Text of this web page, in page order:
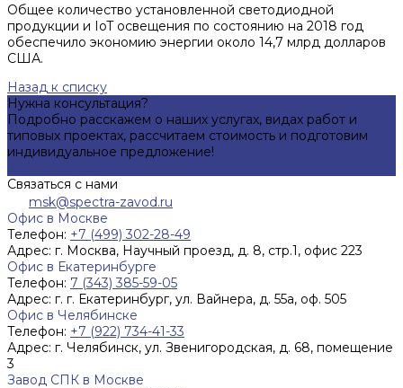
Общее количество установленной светодиодной
продукции и IoT освещения по состоянию на 2018 год
обеспечило экономию энергии около 14,7 млрд долларов
США.
Назад к списку
Нужна консультация?
Подробно расскажем о наших услугах, видах работ и
типовых проектах, рассчитаем стоимость и подготовим
индивидуальное предложение!
Связаться с нами
msk@spectra-zavod.ru
Офис в Москве
Телефон: +7 (499) 302-28-49
Адрес: г. Москва, Научный проезд, д. 8, стр.1, офис 223
Офис в Екатеринбурге
Телефон: 7 (343) 385-59-05
Адрес: г. г. Екатеринбург, ул. Вайнера, д. 55а, оф. 505
Офис в Челябинске
Телефон: +7 (922) 734-41-33
Адрес: г. Челябинск, ул. Звенигородская, д. 68, помещение
3
Завод СПК в Москве